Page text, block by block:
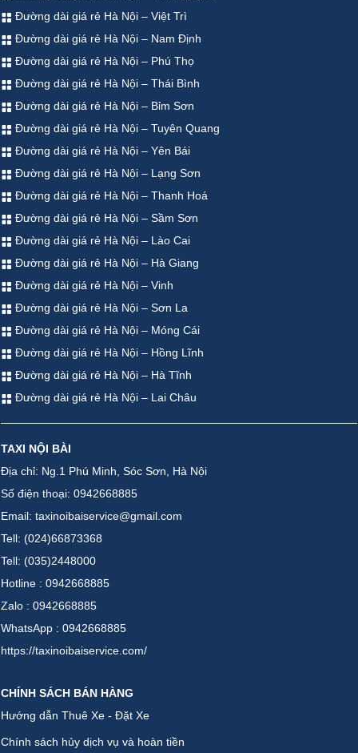
Đường dài giá rẻ Hà Nội – Việt Trì
Đường dài giá rẻ Hà Nội – Nam Định
Đường dài giá rẻ Hà Nội – Phú Thọ
Đường dài giá rẻ Hà Nội – Thái Bình
Đường dài giá rẻ Hà Nội – Bỉm Sơn
Đường dài giá rẻ Hà Nội – Tuyên Quang
Đường dài giá rẻ Hà Nội – Yên Bái
Đường dài giá rẻ Hà Nội – Lạng Sơn
Đường dài giá rẻ Hà Nội – Thanh Hoá
Đường dài giá rẻ Hà Nội – Sầm Sơn
Đường dài giá rẻ Hà Nội – Lào Cai
Đường dài giá rẻ Hà Nội – Hà Giang
Đường dài giá rẻ Hà Nội – Vinh
Đường dài giá rẻ Hà Nội – Sơn La
Đường dài giá rẻ Hà Nội – Móng Cái
Đường dài giá rẻ Hà Nội – Hồng Lĩnh
Đường dài giá rẻ Hà Nội – Hà Tĩnh
Đường dài giá rẻ Hà Nội – Lai Châu
TAXI NỘI BÀI
Địa chỉ: Ng.1 Phú Minh, Sóc Sơn, Hà Nội
Số điện thoại: 0942668885
Email: taxinoibaiservice@gmail.com
Tell: (024)66873368
Tell: (035)2448000
Hotline : 0942668885
Zalo : 0942668885
WhatsApp : 0942668885
https://taxinoibaiservice.com/
CHÍNH SÁCH BÁN HÀNG
Hướng dẫn Thuê Xe - Đặt Xe
Chính sách hủy dịch vụ và hoàn tiền